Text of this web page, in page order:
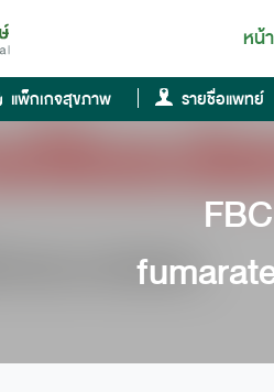
หน้
แพ็กเกจสุขภาพ รายชื่อแพทย์